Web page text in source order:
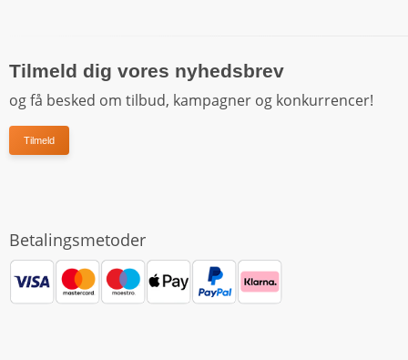
Tilmeld dig vores nyhedsbrev
og få besked om tilbud, kampagner og konkurrencer!
Tilmeld
Betalingsmetoder